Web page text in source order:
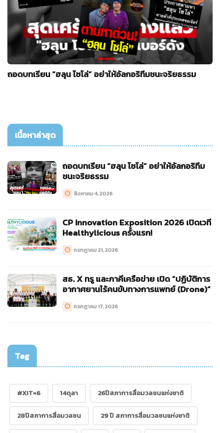
ถอดบทเรียน “ฮลุน โซโล่” อย่าให้อัลกอริทึมชนะจริยธรรม
เนื้อหาล่าสุด
ถอดบทเรียน “ฮลุน โซโล่” อย่าให้อัลกอริทึม
ชนะจริยธรรม
สิงหาคม 4, 2026
CP Innovation Exposition 2026 เปิดเวที
Healthylicious ครั้งแรก!
กรกฎาคม 21, 2026
สธ. X ทรู และภาคีเครือข่าย เปิด “ปฏิบัติการ
อากาศยานไร้คนขับทางการแพทย์ (Drone)”
กรกฎาคม 17, 2026
Tag
#XIT=6 14ตุลา 26ปีสภาการสื่อมวลชนแห่งชาติ
28ปีสภาการสื่อมวลชน 29 ปี สภาการสื่อมวลชนแห่งชาติ